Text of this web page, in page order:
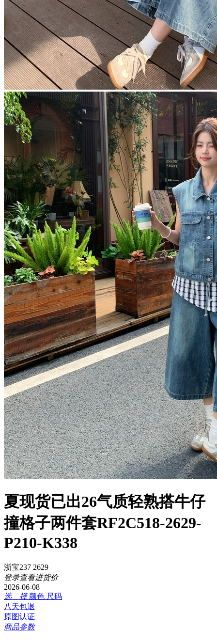
夏现货已出26气质轻熟搭牛仔
撞格子两件套RF2C518-2629-
P210-K338
浙宝237 2629
登录查看进货价
2026-06-08
选 择 颜色 尺码
八天包退
原图认证
商品参数